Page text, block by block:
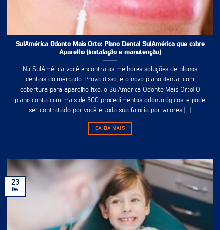
SulAmérica Odonto Mais Orto: Plano Dental SulAmérica que cobre
Aparelho (instalação e manutenção)
Na SulAmérica você encontra as melhores soluções de planos
dentais do mercado. Prova disso, é o novo plano dental com
cobertura para aparelho fixo, o SulAmérica Odonto Mais Orto! O
plano conta com mais de 300 procedimentos odontológicos, e pode
ser contratado por você e toda sua família por valores [...]
SAIBA MAIS
23
fev